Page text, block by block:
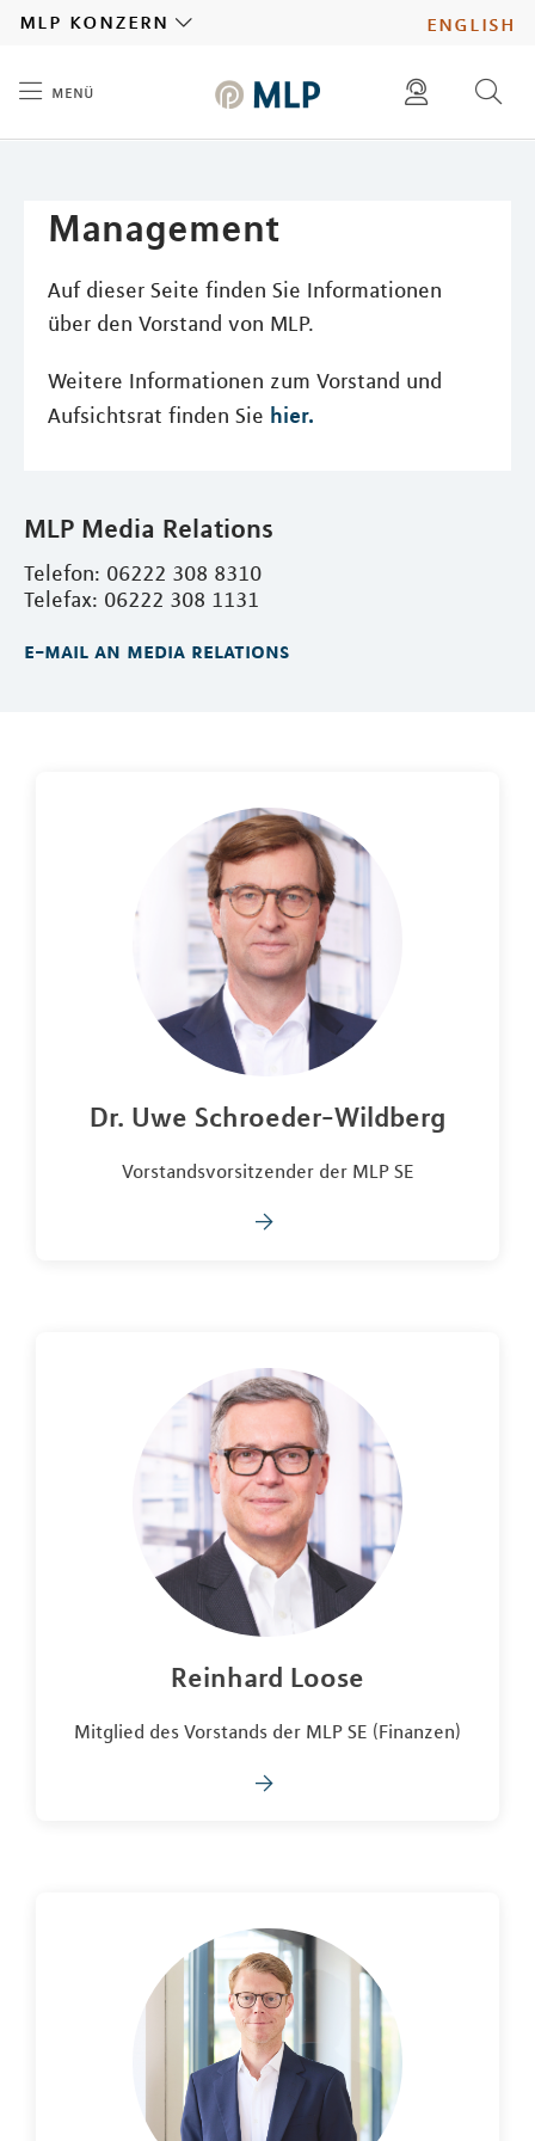
english
mlp konzern
menü
ad hoc mitteilungen finden
Management
Auf dieser Seite finden Sie Informationen
über den Vorstand von MLP.
Weitere Informationen zum Vorstand und
Aufsichtsrat finden Sie hier.
MLP Media Relations
Telefon: 06222 308 8310
Telefax: 06222 308 1131
e-mail an media relations
Dr. Uwe Schroeder-Wildberg
Vorstandsvorsitzender der MLP SE
Reinhard Loose
Mitglied des Vorstands der MLP SE (Finanzen)